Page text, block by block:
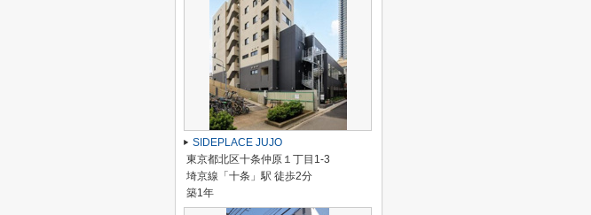
SIDEPLACE JUJO
東京都北区十条仲原１丁目1-3
埼京線「十条」駅 徒歩2分
築1年